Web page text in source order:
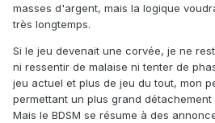
masses d'argent, mais la logique
très longtemps.
Si le jeu devenait une corvée, je ne
ni ressentir de malaise ni tenter de
jeu actuel et plus de jeu du tout, mon
permettant un plus grand
Mais le BDSM se résume à des